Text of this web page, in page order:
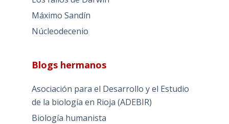
Máximo Sandín
Núcleodecenio
Blogs hermanos
Asociación para el Desarrollo y el Estudio
de la biología en Rioja (ADEBIR)
Biología humanista